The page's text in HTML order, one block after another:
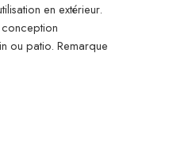
en extérieur.
conception
ou patio. Remarque